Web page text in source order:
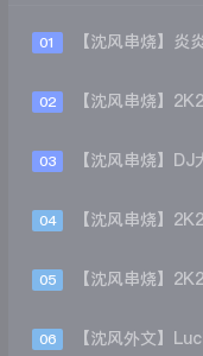
01 【沈风串烧】炎
02
03
04 【沈风串烧】
05
06